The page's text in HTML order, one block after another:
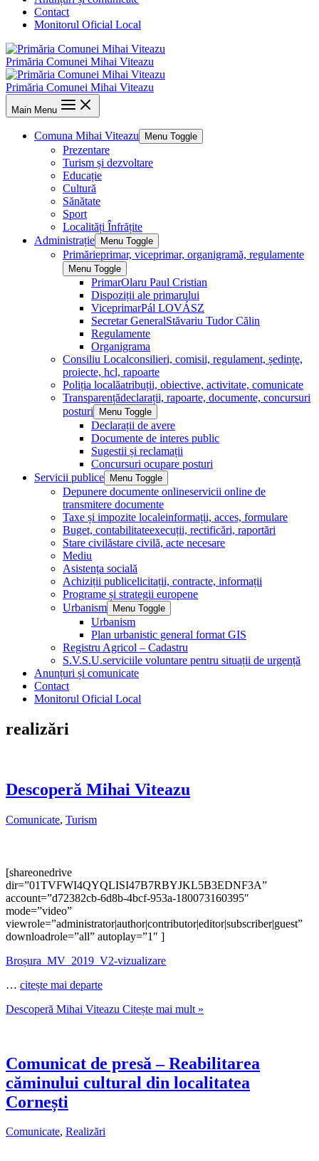
Contact
Monitorul Oficial Local
Primăria Comunei Mihai Viteazu
Primăria Comunei Mihai Viteazu
Main Menu
Comuna Mihai Viteazu Menu Toggle
Prezentare
Turism și dezvoltare
Educație
Cultură
Sănătate
Sport
Localități Înfrățite
Administrație
Menu Toggle
Primărieprimar, viceprimar, organigramă, regulamente
Menu Toggle
PrimarOlaru Paul Cristian
Dispoziții ale primarului
ViceprimarPál LOVÁSZ
Secretar GeneralStăvariu Tudor Călin
Regulamente
Organigrama
Consiliu Localconsilieri, comisii, regulament, ședințe,
proiecte, hcl, rapoarte
Poliția localăatribuții, obiective, activitate, comunicate
Transparențădeclarații, rapoarte, documente, concursuri
posturi
Menu Toggle
Declarații de avere
Documente de interes public
Sugestii și reclamații
Concursuri ocupare posturi
Servicii publice
Menu Toggle
Depunere documente onlineservicii online de
transmitere documente
Taxe și impozite localeinformații, acces, formulare
Buget, contabilitateexecuții, rectificări, raportări
Stare civilăstare civilă, acte necesare
Mediu
Asistența socială
Achiziții publicelicitații, contracte, informații
Programe și strategii europene
Urbanism
Menu Toggle
Urbanism
Plan urbanistic general format GIS
Registru Agricol – Cadastru
S.V.S.U.serviciile voluntare pentru situații de urgență
Anunțuri și comunicate
Contact
Monitorul Oficial Local
realizări
Descoperă Mihai Viteazu
Comunicate, Turism
[shareonedrive
dir=”01TVFWI4QYQLISI47B7RBYJKL5B3EDNF3A”
account=”d72382cb-6d8b-4bcf-953a-180073160395″
mode=”video”
viewrole=”administrator|author|contributor|editor|subscriber|guest”
downloadrole=”all” autoplay=”1″ ]
Broșura_MV_2019_V2-vizualizare
… citește mai departe
Descoperă Mihai Viteazu Citește mai mult »
Comunicat de presă – Reabilitarea
căminului cultural din localitatea
Cornești
Comunicate, Realizări